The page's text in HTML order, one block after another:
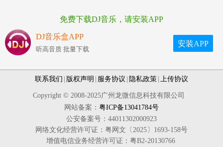
免费下载DJ音乐，请安装APP
DJ音乐盒APP
听高音质 批量下载
安装APP
联系我们 版权声明 服务协议 隐私政策 上传协议
Copyright © 2008-2025广州龙微信息科技有限公司
网站备案： 粤ICP备13041784号
公安备案号：44011302000923
网络文化经营许可证：粤网文〔2025〕1693-158号
增值电信业务经营许可证：粤B2-20130766